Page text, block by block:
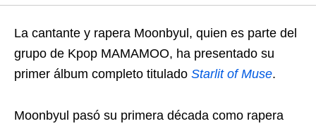
La cantante y rapera Moonbyul, quien es parte del
grupo de Kpop MAMAMOO, ha presentado su
primer álbum completo titulado Starlit of Muse.
Moonbyul pasó su primera década como rapera